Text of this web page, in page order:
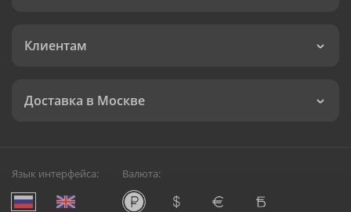
Клиентам
Доставка в Москве
Язык интерфейса: Валюта: